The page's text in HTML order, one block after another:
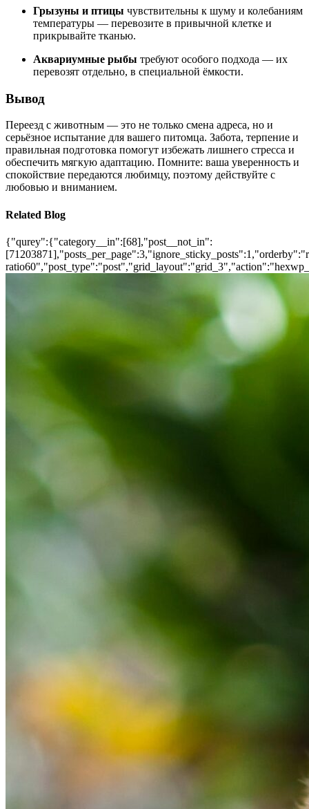
Грызуны и птицы чувствительны к шуму и колебаниям
температуры — перевозите в привычной клетке и
прикрывайте тканью.
Аквариумные рыбы требуют особого подхода — их
перевозят отдельно, в специальной ёмкости.
Вывод
Переезд с животным — это не только смена адреса, но и
серьёзное испытание для вашего питомца. Забота, терпение и
правильная подготовка помогут избежать лишнего стресса и
обеспечить мягкую адаптацию. Помните: ваша уверенность и
спокойствие передаются любимцу, поэтому действуйте с
любовью и вниманием.
Related Blog
{"qurey":{"category__in":[68],"post__not_in":